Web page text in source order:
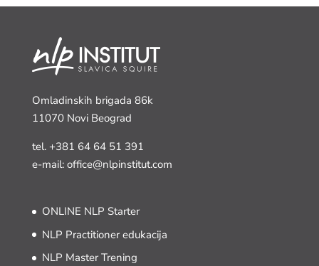
Omladinskih brigada 86k
11070 Novi Beograd
tel. +381 64 64 51 391
e-mail: office@nlpinstitut.com
ONLINE NLP Starter
NLP Practitioner edukacija
NLP Master Trening